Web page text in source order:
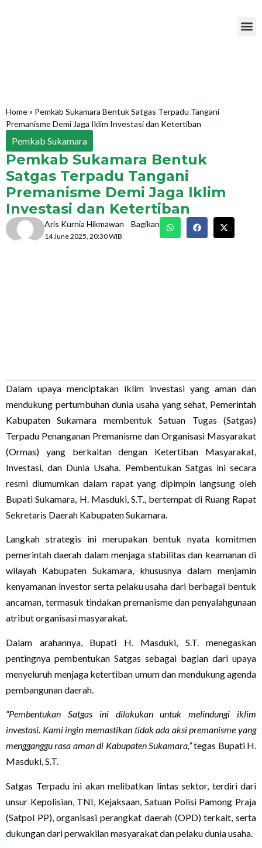
Home» Pemkab Sukamara Bentuk Satgas Terpadu Tangani
Premanisme Demi Jaga Iklim Investasi dan Ketertiban
Pemkab Sukamara
Pemkab Sukamara Bentuk
Satgas Terpadu Tangani
Premanisme Demi Jaga Iklim
Investasi dan Ketertiban
Aris Kurnia Hikmawan
14 June 2025, 20:30 WIB
Bagikan
Dalam upaya menciptakan iklim investasi yang aman dan
mendukung pertumbuhan dunia usaha yang sehat, Pemerintah
Kabupaten Sukamara membentuk Satuan Tugas (Satgas)
Terpadu Penanganan Premanisme dan Organisasi Masyarakat
(Ormas) yang berkaitan dengan Ketertiban Masyarakat,
Investasi, dan Dunia Usaha. Pembentukan Satgas ini secara
resmi diumumkan dalam rapat yang dipimpin langsung oleh
Bupati Sukamara, H. Masduki, S.T., bertempat di Ruang Rapat
Sekretaris Daerah Kabupaten Sukamara.
Langkah strategis ini merupakan bentuk nyata komitmen
pemerintah daerah dalam menjaga stabilitas dan keamanan di
wilayah Kabupaten Sukamara, khususnya dalam menjamin
kenyamanan investor serta pelaku usaha dari berbagai bentuk
ancaman, termasuk tindakan premanisme dan penyalahgunaan
atribut organisasi masyarakat.
Dalam arahannya, Bupati H. Masduki, S.T. menegaskan
pentingnya pembentukan Satgas sebagai bagian dari upaya
menyeluruh menjaga ketertiban umum dan mendukung agenda
pembangunan daerah.
“Pembentukan Satgas ini dilakukan untuk melindungi iklim
investasi. Kami ingin memastikan tidak ada aksi premanisme yang
mengganggu rasa aman di Kabupaten Sukamara,”tegas Bupati H.
Masduki, S.T.
Satgas Terpadu ini akan melibatkan lintas sektor, terdiri dari
unsur Kepolisian, TNI, Kejaksaan, Satuan Polisi Pamong Praja
(Satpol PP), organisasi perangkat daerah (OPD) terkait, serta
dukungan dari perwakilan masyarakat dan pelaku dunia usaha.